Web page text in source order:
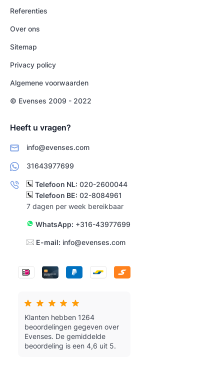
Referenties
Over ons
Sitemap
Privacy policy
Algemene voorwaarden
© Evenses 2009 - 2022
Heeft u vragen?
info@evenses.com
31643977699
Telefoon NL: 020-2600044
Telefoon BE: 02-8084961
7 dagen per week bereikbaar
WhatsApp: +316-43977699
E-mail: info@evenses.com
Klanten hebben 1264
beoordelingen gegeven over
Evenses. De gemiddelde
beoordeling is een 4,6 uit 5.